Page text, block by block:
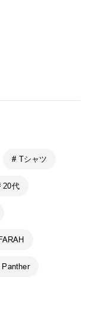
# Tシャツ
20代
Panther